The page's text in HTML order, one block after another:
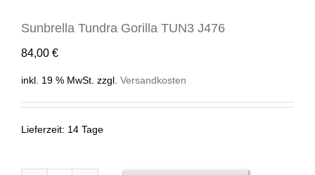
Sunbrella Tundra Gorilla TUN3 J476
84,00 €
inkl. 19 % MwSt. zzgl. Versandkosten
Lieferzeit: 14 Tage